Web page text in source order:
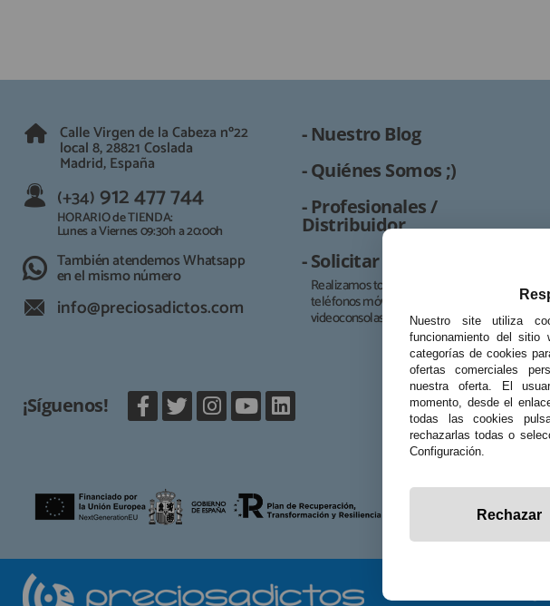
Calle Virgen de la Cabeza nº22
local 8, 28821 Coslada
Madrid, España
(+34) 912 477 744
HORARIO de TIENDA:
Lunes a Viernes 09:30h a 20:00h
También atendemos Whatsapp
en el mismo número
info@preciosadictos.com
- Nuestro Blog
- Quiénes Somos ;)
- Profesionales /
Distribuidor
- Solicitar Reparación
Realizamos todo tipo de reparaciones de
teléfonos móviles, tablets, portátiles y
videoconsolas.
¡Síguenos!
©
Nuestro site utiliza
funcionamiento del sitio
categorías de cookies
ofertas comerciales
nuestra oferta. El
momento, desde el
todas las cookies
rechazarlas todas o
Configuración.
Rechazar